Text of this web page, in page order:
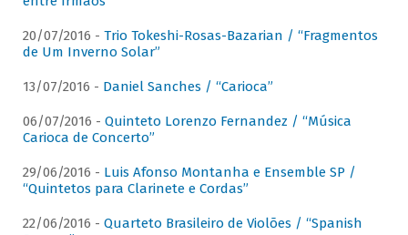
20/07/2016 - Trio Tokeshi-Rosas-Bazarian / “Fragmentos
de Um Inverno Solar”
13/07/2016 - Daniel Sanches / “Carioca”
06/07/2016 - Quinteto Lorenzo Fernandez / “Música
Carioca de Concerto”
29/06/2016 - Luis Afonso Montanha e Ensemble SP /
“Quintetos para Clarinete e Cordas”
22/06/2016 - Quarteto Brasileiro de Violões / “Spanish